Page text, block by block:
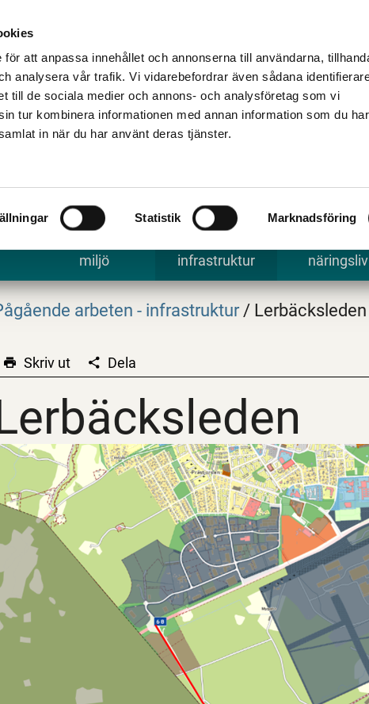
att anpassa innehållet och annonserna till användarna,
analysera vår trafik. Vi vidarebefordrar även sådana
till de sociala medier och annons- och analysföretag som vi
tur kombinera informationen med annan information som du har
in när du har använt deras tjänster.
Statistik Marknadsföring
miljö
infrastruktur
näringsliv
arbeten - infrastruktur / Lerbäcksleden
Skriv ut Dela